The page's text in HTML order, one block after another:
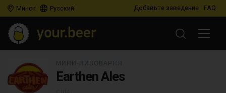
Минск Русский Добавьте заведение FAQ
Earthen Ales